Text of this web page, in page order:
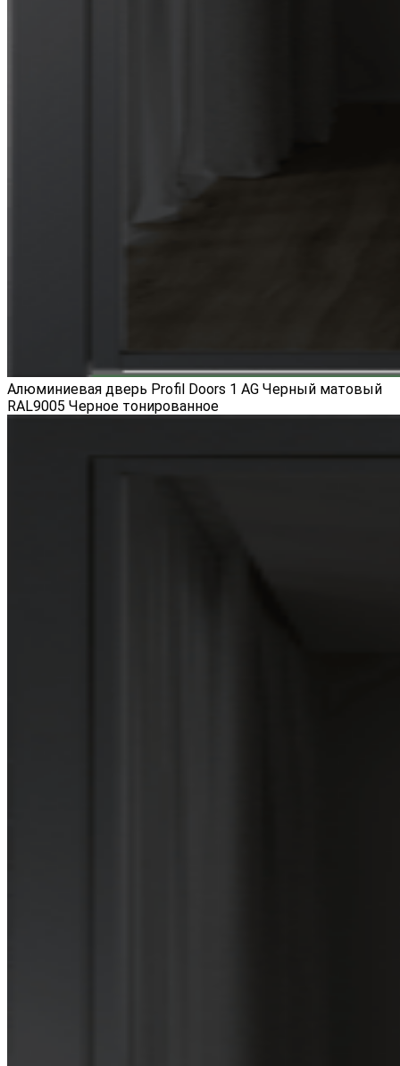
Алюминиевая дверь Profil Doors 1 AG Черный матовый
RAL9005 Черное тонированное